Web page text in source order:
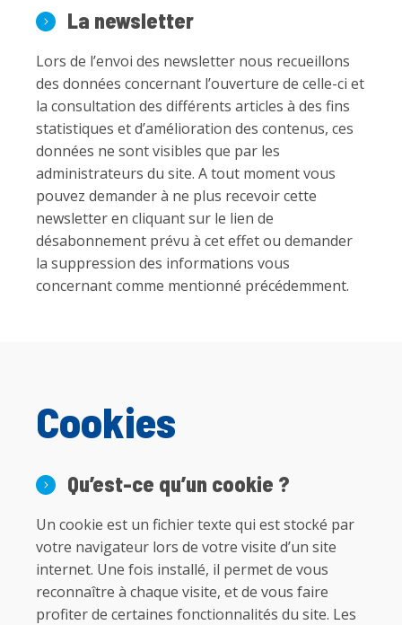
La newsletter
Lors de l’envoi des newsletter nous recueillons
des données concernant l’ouverture de celle-ci et
la consultation des différents articles à des fins
statistiques et d’amélioration des contenus, ces
données ne sont visibles que par les
administrateurs du site. A tout moment vous
pouvez demander à ne plus recevoir cette
newsletter en cliquant sur le lien de
désabonnement prévu à cet effet ou demander
la suppression des informations vous
concernant comme mentionné précédemment.
Cookies
Qu’est-ce qu’un cookie ?
Un cookie est un fichier texte qui est stocké par
votre navigateur lors de votre visite d’un site
internet. Une fois installé, il permet de vous
reconnaître à chaque visite, et de vous faire
profiter de certaines fonctionnalités du site. Les